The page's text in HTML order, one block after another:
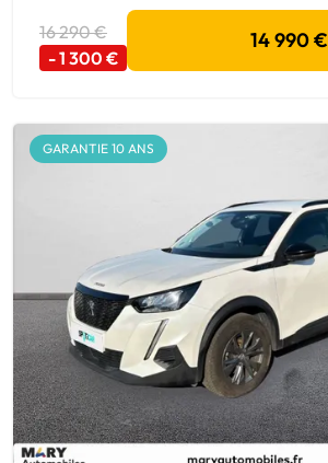
16 290 €
- 1 300 €
14 990 €
GARANTIE 10 ANS